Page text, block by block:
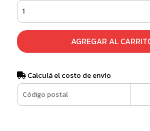
AGREGAR AL
Calculá el costo de envío